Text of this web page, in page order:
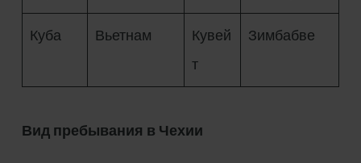
Куба Вьетнам
Кувей
т
Зимбабве
Вид пребывания в Чехии